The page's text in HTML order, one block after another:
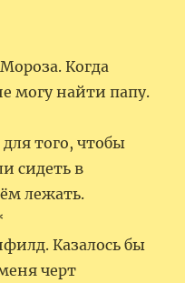
Когда
могу найти папу.
того, чтобы
сидеть в
лежать.
Казалось бы
черт